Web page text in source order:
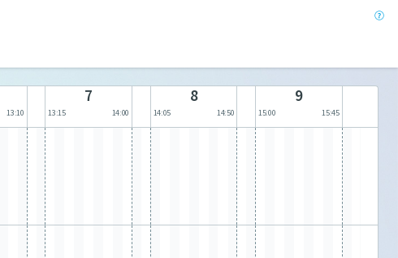
13:10
7
13:15 14:00
8
14:05 14:50
9
15:00 15:45